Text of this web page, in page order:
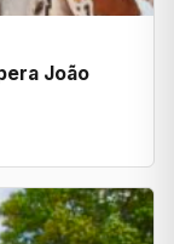
João